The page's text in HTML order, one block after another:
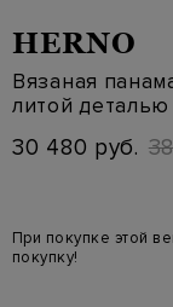
HERNO
Вязаная
литой деталью
30 480 руб.
При покупке этой
покупку!